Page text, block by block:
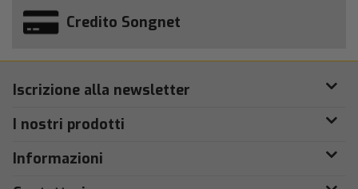
Credito Songnet
Iscrizione alla newsletter
I nostri prodotti
Informazioni